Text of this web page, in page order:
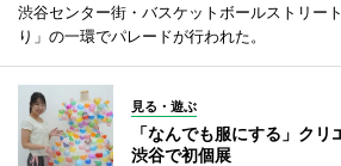
渋谷センター街・バスケットボールストリー
り」の一環でパレードが行われた。
見る・遊ぶ
「なんでも服にする」クリ
渋谷で初個展